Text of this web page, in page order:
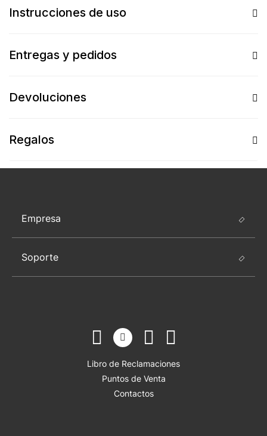
Instrucciones de uso
Entregas y pedidos
Devoluciones
Regalos
Empresa
Soporte
Libro de Reclamaciones
Puntos de Venta
Contactos